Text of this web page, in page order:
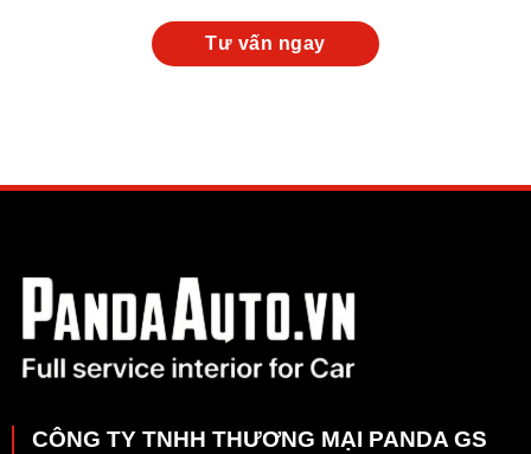
CÔNG TY TNHH THƯƠNG MẠI PANDA GS